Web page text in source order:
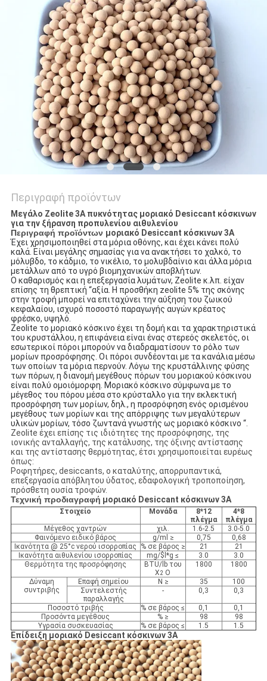
SITEMAP
PRIVACY
POLICY
Περιγραφή προϊόντων
Μεγάλο Zeolite 3A πυκνότητας μοριακό Desiccant κόσκινων
για την ξήρανση προπυλενίου αιθυλενίου
Περιγραφή προϊόντων μοριακό Desiccant κόσκινων 3A
Έχει χρησιμοποιηθεί στα μόρια οθόνης, και έχει κάνει πολύ
καλά. Είναι μεγάλης σημασίας για να ανακτήσει το χαλκό, το
μόλυβδο, το κάδμιο, το νικέλιο, το μολυβδαίνιο και άλλα μόρια
μετάλλων από το υγρό βιομηχανικών αποβλήτων.
Ο καθαρισμός και η επεξεργασία λυμάτων, Zeolite κ.λπ. είχαν
επίσης τη θρεπτική “αξία. Η προσθήκη zeolite 5% της σκόνης
στην τροφή μπορεί να επιταχύνει την αύξηση του ζωικού
κεφαλαίου, ισχυρό ποσοστό παραγωγής αυγών κρέατος
φρέσκο, υψηλό.
Zeolite το μοριακό κόσκινο έχει τη δομή και τα χαρακτηριστικά
του κρυστάλλου, η επιφάνεια είναι ένας στερεός σκελετός, οι
εσωτερικοί πόροι μπορούν να διαδραματίσουν το ρόλο των
μορίων προσρόφησης. Οι πόροι συνδέονται με τα κανάλια μέσω
των οποίων τα μόρια περνούν. Λόγω της κρυστάλλινης φύσης
των πόρων, η διανομή μεγέθους πόρων του μοριακού κόσκινου
είναι πολύ ομοιόμορφη. Μοριακό κόσκινο σύμφωνα με το
μέγεθος του πόρου μέσα στο κρύσταλλο για την εκλεκτική
προσρόφηση των μορίων, δηλ., η προσρόφηση ενός ορισμένου
μεγέθους των μορίων και της απόρριψης των μεγαλύτερων
υλικών μορίων, τόσο ζωντανά γνωστής ως μοριακό κόσκινο “.
Zeolite έχει επίσης τις ιδιότητες της προσρόφησης, της
ιονικής ανταλλαγής, της κατάλυσης, της όξινης αντίστασης
και της αντίστασης θερμότητας, έτσι χρησιμοποιείται ευρέως
όπως:
Ροφητήρες, desiccants, ο καταλύτης, απορρυπαντικά,
επεξεργασία απόβλητου ύδατος, εδαφολογική τροποποίηση,
πρόσθετη ουσία τροφών.
Τεχνική προδιαγραφή μοριακό Desiccant κόσκινων 3A
Στοιχείο Μονάδα
8*12
πλέγμα
4*8
πλέγμα
Μέγεθος χαντρών
χιλ. 1.6-2.5
3.0-5.0
Φαινόμενο ειδικό βάρος
g/ml ≥ 0,75
0,68
Ικανότητα @ 25°c νερού ισορροπίας
% σε βάρος ≥ 21
21
Ικανότητα αιθυλενίου ισορροπίας
mg/$l*g ≤ 3.0
3.0
Θερμότητα της προσρόφησης
BTU/lb του
Χ2 Ο
1800 1800
Δύναμη
συντριβής
Επαφή σημείου Ν ≥ 35
100
Συντελεστής
παραλλαγής
- 0,3 0,3
Ποσοστό τριβής % σε βάρος ≤ 0,1
0,1
Προσόντα μεγέθους
% ≥ 98
98
Υγρασία συσκευασίας
% σε βάρος ≤ 1.5 1.5
Επίδειξη μοριακό Desiccant κόσκινων 3A